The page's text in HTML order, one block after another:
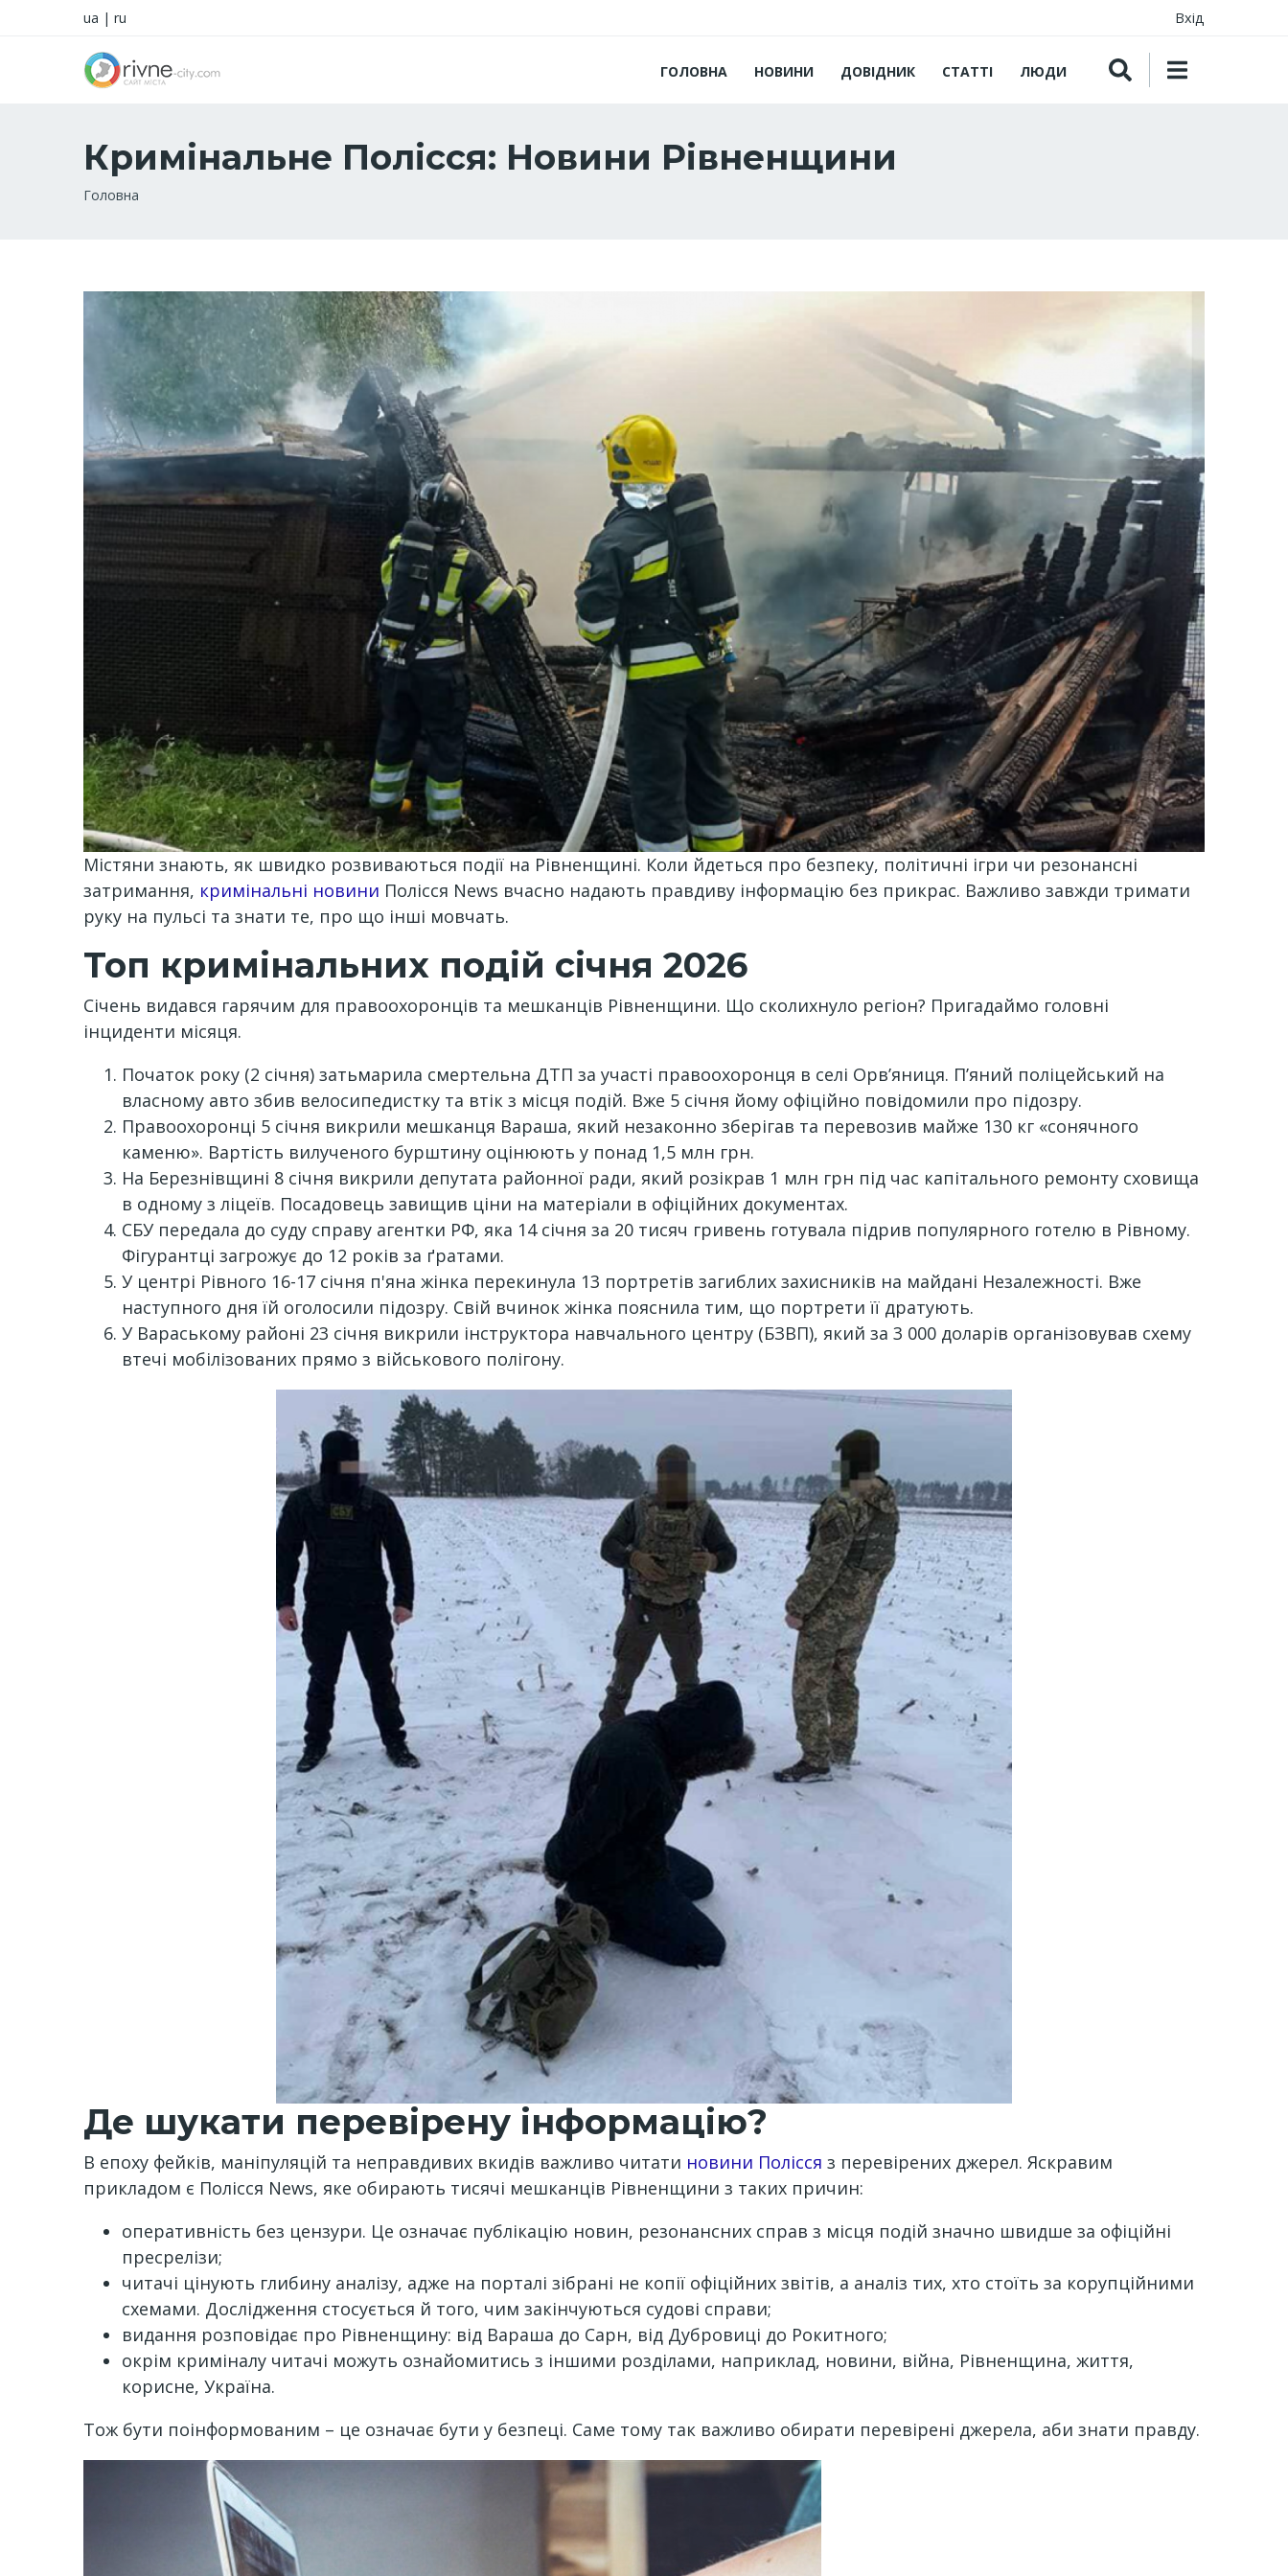
ua | ru Вхід
ГОЛОВНА НОВИНИ ДОВІДНИК СТАТТІ ЛЮДИ
Кримінальне Полісся: Новини Рівненщини
Рядок
Головна
Містяни знають, як швидко розвиваються події на Рівненщині. Коли йдеться про безпеку, політичні ігри чи резонансні
затримання, кримінальні новини Полісся News вчасно надають правдиву інформацію без прикрас. Важливо завжди тримати
руку на пульсі та знати те, про що інші мовчать.
Топ кримінальних подій січня 2026
Січень видався гарячим для правоохоронців та мешканців Рівненщини. Що сколихнуло регіон? Пригадаймо головні
інциденти місяця.
Початок року (2 січня) затьмарила смертельна ДТП за участі правоохоронця в селі Орв’яниця. П’яний поліцейський на
власному авто збив велосипедистку та втік з місця подій. Вже 5 січня йому офіційно повідомили про підозру.
Правоохоронці 5 січня викрили мешканця Вараша, який незаконно зберігав та перевозив майже 130 кг «сонячного
каменю». Вартість вилученого бурштину оцінюють у понад 1,5 млн грн.
На Березнівщині 8 січня викрили депутата районної ради, який розікрав 1 млн грн під час капітального ремонту сховища
в одному з ліцеїв. Посадовець завищив ціни на матеріали в офіційних документах.
СБУ передала до суду справу агентки РФ, яка 14 січня за 20 тисяч гривень готувала підрив популярного готелю в Рівному.
Фігурантці загрожує до 12 років за ґратами.
У центрі Рівного 16-17 січня п'яна жінка перекинула 13 портретів загиблих захисників на майдані Незалежності. Вже
наступного дня їй оголосили підозру. Свій вчинок жінка пояснила тим, що портрети її дратують.
У Вараському районі 23 січня викрили інструктора навчального центру (БЗВП), який за 3 000 доларів організовував схему
втечі мобілізованих прямо з військового полігону.
Де шукати перевірену інформацію?
В епоху фейків, маніпуляцій та неправдивих вкидів важливо читати новини Полісся з перевірених джерел. Яскравим
прикладом є Полісся News, яке обирають тисячі мешканців Рівненщини з таких причин:
оперативність без цензури. Це означає публікацію новин, резонансних справ з місця подій значно швидше за офіційні
пресрелізи;
читачі цінують глибину аналізу, адже на порталі зібрані не копії офіційних звітів, а аналіз тих, хто стоїть за корупційними
схемами. Дослідження стосується й того, чим закінчуються судові справи;
видання розповідає про Рівненщину: від Вараша до Сарн, від Дубровиці до Рокитного;
окрім криміналу читачі можуть ознайомитись з іншими розділами, наприклад, новини, війна, Рівненщина, життя,
корисне, Україна.
Тож бути поінформованим – це означає бути у безпеці. Саме тому так важливо обирати перевірені джерела, аби знати правду.